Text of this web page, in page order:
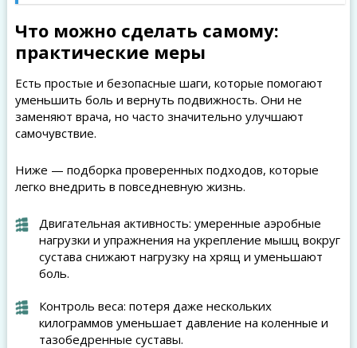
Что можно сделать самому:
практические меры
Есть простые и безопасные шаги, которые помогают
уменьшить боль и вернуть подвижность. Они не
заменяют врача, но часто значительно улучшают
самочувствие.
Ниже — подборка проверенных подходов, которые
легко внедрить в повседневную жизнь.
Двигательная активность: умеренные аэробные
нагрузки и упражнения на укрепление мышц вокруг
сустава снижают нагрузку на хрящ и уменьшают
боль.
Контроль веса: потеря даже нескольких
килограммов уменьшает давление на коленные и
тазобедренные суставы.